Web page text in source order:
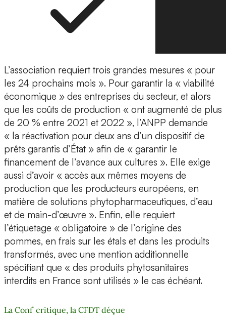
L’association requiert trois grandes mesures « pour
les 24 prochains mois ». Pour garantir la « viabilité
économique » des entreprises du secteur, et alors
que les coûts de production « ont augmenté de plus
de 20 % entre 2021 et 2022 », l’ANPP demande
« la réactivation pour deux ans d’un dispositif de
prêts garantis d’État » afin de « garantir le
financement de l’avance aux cultures ». Elle exige
aussi d’avoir « accès aux mêmes moyens de
production que les producteurs européens, en
matière de solutions phytopharmaceutiques, d’eau
et de main-d’œuvre ». Enfin, elle requiert
l’étiquetage « obligatoire » de l’origine des
pommes, en frais sur les étals et dans les produits
transformés, avec une mention additionnelle
spécifiant que « des produits phytosanitaires
interdits en France sont utilisés » le cas échéant.
La Conf’ critique, la CFDT déçue